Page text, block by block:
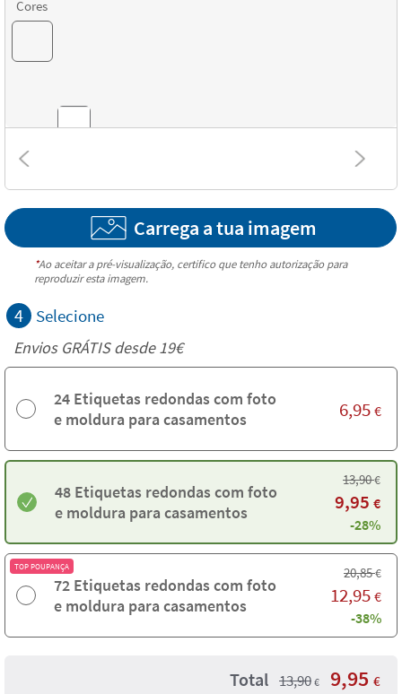
Cores
Combinações
Texturas
Carrega a tua imagem
*Ao aceitar a pré-visualização, certifico que tenho autorização para
reproduzir esta imagem.
4 Selecione
Envios GRÁTIS desde 19€
24 Etiquetas redondas com foto
e moldura para casamentos
6,95 €
48 Etiquetas redondas com foto
e moldura para casamentos
13,90€
9,95 €
-28%
TOP POUPANÇA
72 Etiquetas redondas com foto
e moldura para casamentos
20,85€
12,95 €
-38%
Total 13,90 € 9,95 €